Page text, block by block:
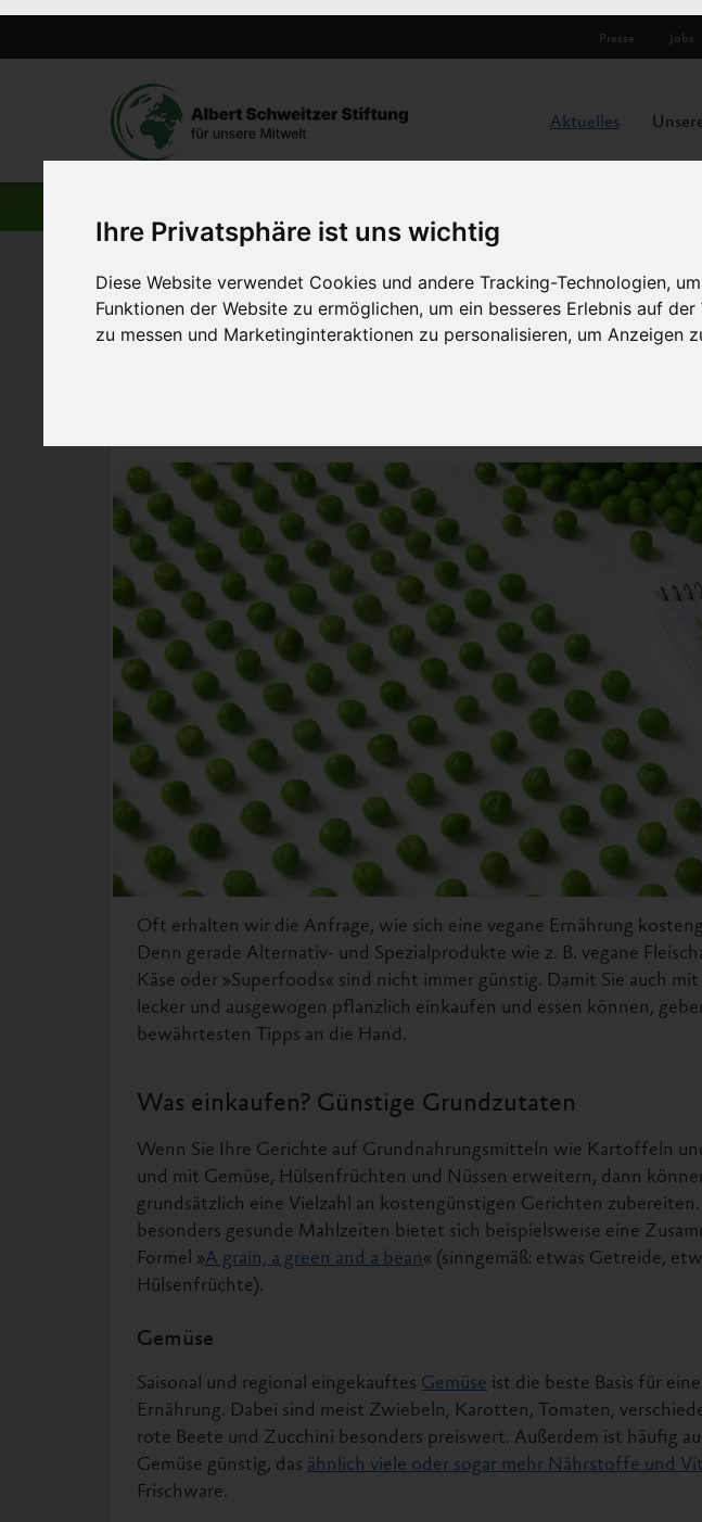
Ihre Privatsphäre ist uns wichtig
Funktionen der Website zu ermöglichen,um ein besseres Erlebnis auf
zu messen und Marketinginteraktionen zu personalisieren,um Anzeigen
18. September 2014
Oft erhalten wir die Anfrage, wie sich eine vegane Ernährung
Denn gerade Alternativ- und Spezialprodukte wie z. B. vegane
Käse oder »Superfoods« sind nicht immer günstig. Damit Sie auch
lecker und ausgewogen pflanzlich einkaufen und essen können,
bewährtesten Tipps an die Hand.
Was einkaufen? Günstige Grundzutaten
Wenn Sie Ihre Gerichte auf Grundnahrungsmitteln wie Kartoffeln
und mit Gemüse, Hülsenfrüchten und Nüssen erweitern, dann
grundsätzlich eine Vielzahl an kostengünstigen Gerichten zubereiten.
besonders gesunde Mahlzeiten bietet sich beispielsweise eine
Formel » A grain, a green and a bean « (sinngemäß: etwas Getreide,
Hülsenfrüchte).
Gemüse
Saisonal und regional eingekauftes Gemüse ist die beste Basis für
Ernährung. Dabei sind meist Zwiebeln, Karotten, Tomaten,
rote Beete und Zucchini besonders preiswert. Außerdem ist häufig
Gemüse günstig, das ähnlich viele oder sogar mehr Nährstoffe und
Frischware.